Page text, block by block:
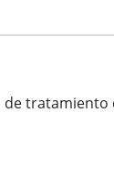
de tratamiento